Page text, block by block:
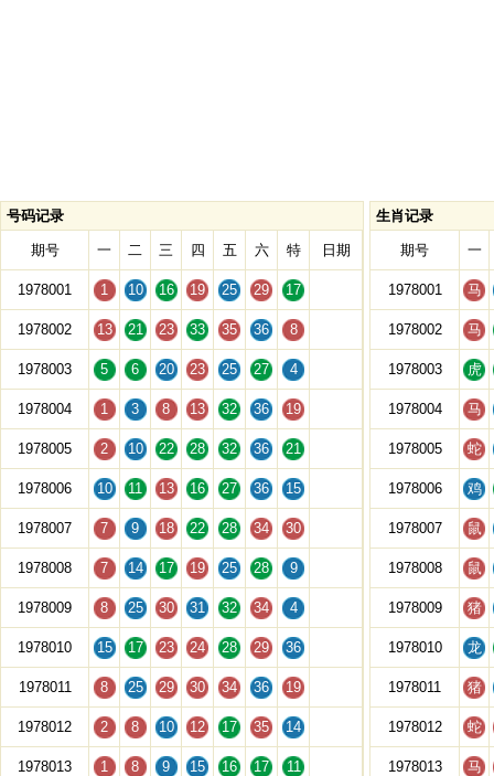
号码记录
期号 一 二 三 四 五 六 特 日期
1978001 1 10 16 19 25 29 17
1978002 13 21 23 33 35 36 8
1978003 5 6 20 23 25 27 4
1978004 1 3 8 13 32 36 19
1978005 2 10 22 28 32 36 21
1978006 10 11 13 16 27 36 15
1978007 7 9 18 22 28 34 30
1978008 7 14 17 19 25 28 9
1978009 8 25 30 31 32 34 4
1978010 15 17 23 24 28 29 36
1978011 8 25 29 30 34 36 19
1978012 2 8 10 12 17 35 14
1978013 1 8 9 15 16 17 11
生肖记录
期号 一
1978001 马
1978002 马
1978003 虎
1978004 马
1978005 蛇
1978006 鸡
1978007 鼠
1978008 鼠
1978009 猪
1978010 龙
1978011 猪
1978012 蛇
1978013 马